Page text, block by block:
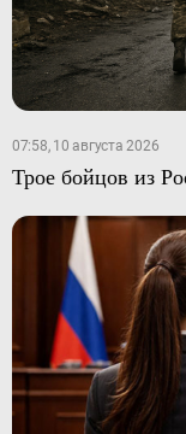
07:58, 10 августа 2026
Трое бойцов из